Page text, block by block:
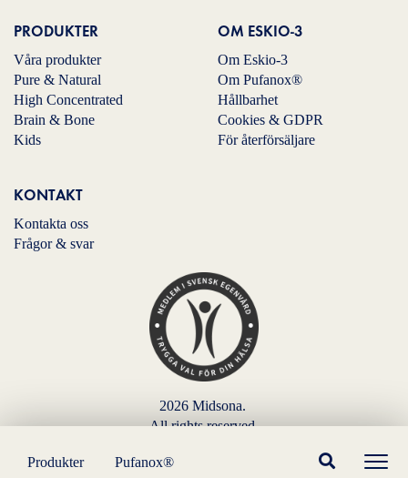
Produkter Pufanox®
PRODUKTER
Våra produkter
Pure & Natural
High Concentrated
Brain & Bone
Kids
OM ESKIO-3
Om Eskio-3
Om Pufanox®
Hållbarhet
Cookies & GDPR
För återförsäljare
KONTAKT
Kontakta oss
Frågor & svar
2026 Midsona.
All rights reserved.